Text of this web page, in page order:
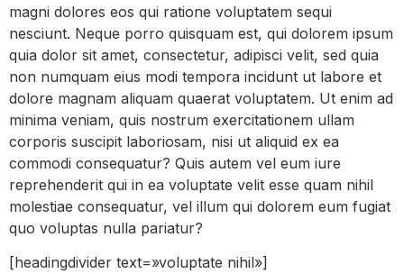
magni dolores eos qui ratione voluptatem sequi
nesciunt. Neque porro quisquam est, qui dolorem ipsum
quia dolor sit amet, consectetur, adipisci velit, sed quia
non numquam eius modi tempora incidunt ut labore et
dolore magnam aliquam quaerat voluptatem. Ut enim ad
minima veniam, quis nostrum exercitationem ullam
corporis suscipit laboriosam, nisi ut aliquid ex ea
commodi consequatur? Quis autem vel eum iure
reprehenderit qui in ea voluptate velit esse quam nihil
molestiae consequatur, vel illum qui dolorem eum fugiat
quo voluptas nulla pariatur?
[headingdivider text=»voluptate nihil»]